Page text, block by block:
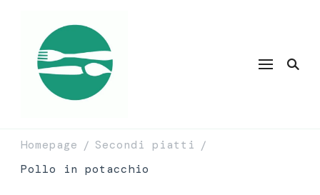
Homepage / Secondi piatti /
Pollo in potacchio